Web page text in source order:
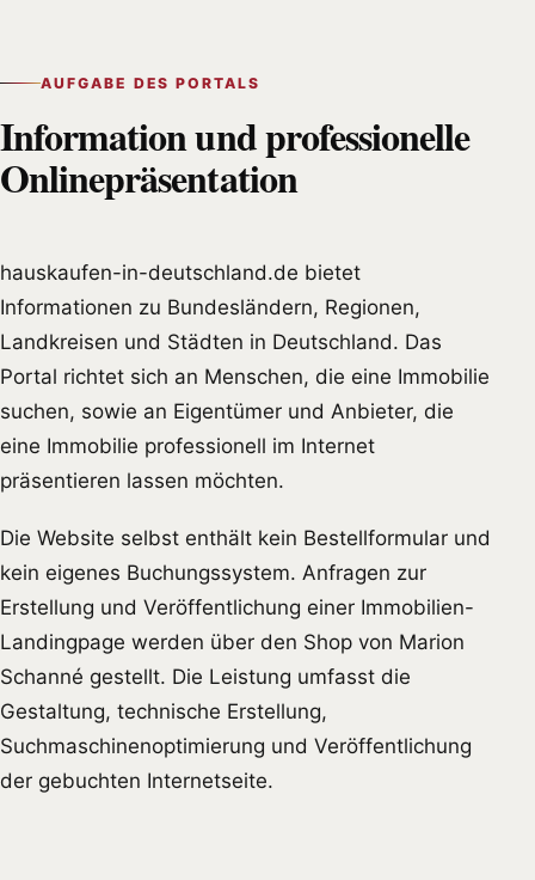
AUFGABE DES PORTALS
Information und professionelle
Onlinepräsentation
hauskaufen-in-deutschland.de bietet
Informationen zu Bundesländern, Regionen,
Landkreisen und Städten in Deutschland. Das
Portal richtet sich an Menschen, die eine Immobilie
suchen, sowie an Eigentümer und Anbieter, die
eine Immobilie professionell im Internet
präsentieren lassen möchten.
Die Website selbst enthält kein Bestellformular und
kein eigenes Buchungssystem. Anfragen zur
Erstellung und Veröffentlichung einer Immobilien-
Landingpage werden über den Shop von Marion
Schanné gestellt. Die Leistung umfasst die
Gestaltung, technische Erstellung,
Suchmaschinenoptimierung und Veröffentlichung
der gebuchten Internetseite.